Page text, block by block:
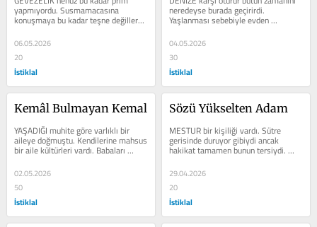
yapmıyordu. Susmamacasına
konuşmaya bu kadar teşne değillerdi
insanlar. “Bilen konuşur, bilmeyen
susar”...
06.05.2026
20
İstiklal
neredeyse burada geçirirdi.
Yaşlanması sebebiyle evden
çıkamadığı vakitler yine denize
bakan...
04.05.2026
30
İstiklal
Kemâl Bulmayan Kemal
YAŞADIĞI muhite göre varlıklı bir
aileye doğmuştu. Kendilerine mahsus
bir aile kültürleri vardı. Babaları
02.05.2026
50
İstiklal
Sözü Yükselten Adam
MESTUR bir kişiliği vardı. Sütre
gerisinde duruyor gibiydi ancak
hakikat tamamen bunun tersiydi.
Görünmüyordu ancak biliniyordu. Az
yazıyordu...
29.04.2026
20
İstiklal